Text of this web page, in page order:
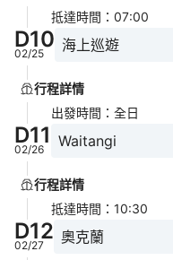
抵達時間 ： 07:00
D10
02/25 海上巡遊
行程詳情
出發時間 ： 全日
D11
02/26 Waitangi
行程詳情
抵達時間 ： 10:30
D12
02/27 奧克蘭